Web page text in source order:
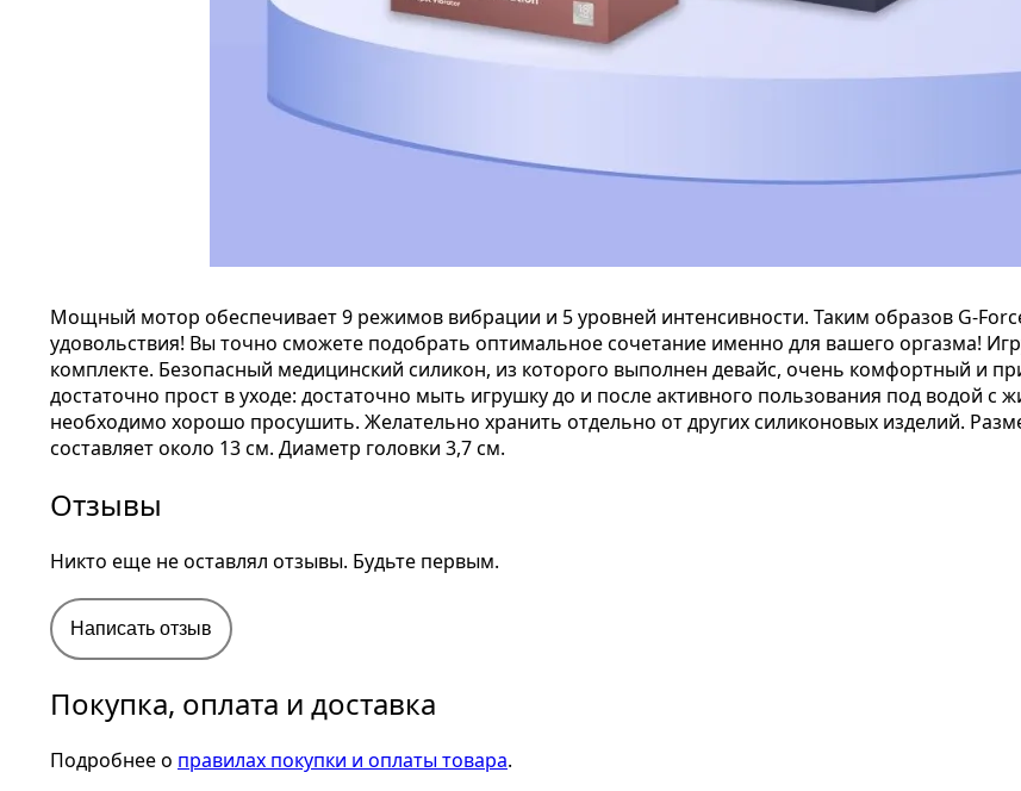
Мощный мотор обеспечивает 9 режимов вибрации и 5 уровней интенсивности. Таким образов G-
удовольствия! Вы точно сможете подобрать оптимальное сочетание именно для вашего оргазма!
комплекте. Безопасный медицинский силикон, из которого выполнен девайс, очень комфортный и
достаточно прост в уходе: достаточно мыть игрушку до и после активного пользования под водой
необходимо хорошо просушить. Желательно хранить отдельно от других силиконовых изделий.
составляет около 13 см. Диаметр головки 3,7 см.
Отзывы
Никто еще не оставлял отзывы. Будьте первым.
Написать отзыв
Покупка, оплата и доставка
Подробнее о правилах покупки и оплаты товара.